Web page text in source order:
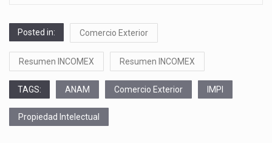
Posted in: Comercio Exterior
Resumen INCOMEX Resumen INCOMEX
TAGS: ANAM Comercio Exterior IMPI
Propiedad Intelectual